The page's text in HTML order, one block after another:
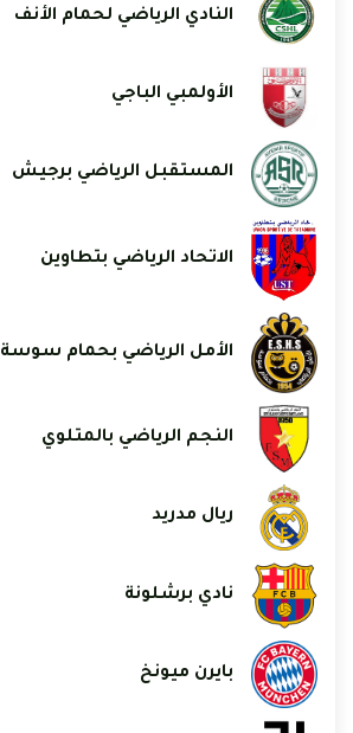
النادي الرياضي لحمام الأنف
الأولمبي الباجي
المستقبل الرياضي برجيش
الاتحاد الرياضي بتطاوين
الأمل الرياضي بحمام سوسة
النجم الرياضي بالمتلوي
ريال مدريد
نادي برشلونة
بايرن ميونخ